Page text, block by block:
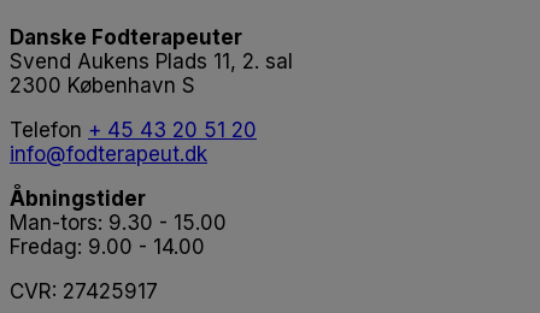
Danske Fodterapeuter
Svend Aukens Plads 11, 2. sal
2300 København S
Telefon + 45 43 20 51 20
info@fodterapeut.dk
Åbningstider
Man-tors: 9.30 - 15.00
Fredag: 9.00 - 14.00
CVR: 27425917